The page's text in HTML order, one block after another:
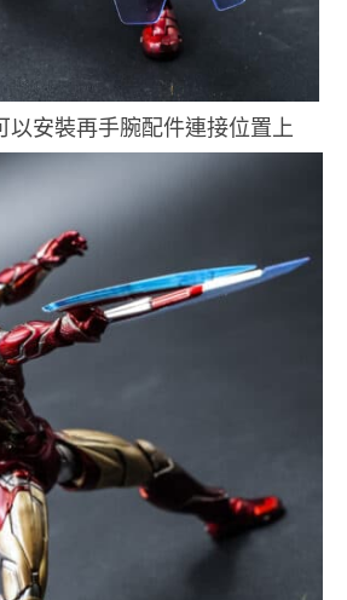
以安裝再手腕配件連接位置上